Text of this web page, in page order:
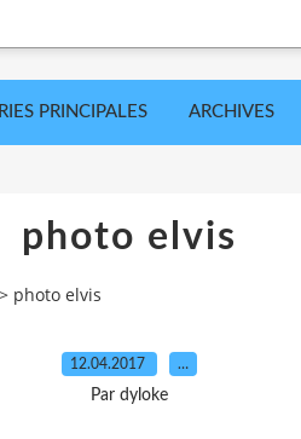
PRINCIPALES ARCHIVES
photo elvis
> photo elvis
12.04.2017 …
Par dyloke